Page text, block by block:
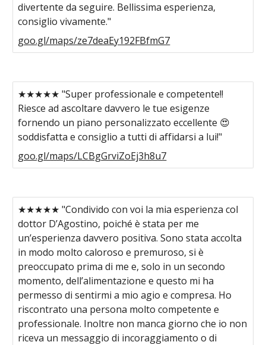
divertente da seguire. Bellissima esperienza,
consiglio vivamente."
goo.gl/maps/ze7deaEy192FBfmG7
★★★★★ "Super professionale e competente!!
Riesce ad ascoltare davvero le tue esigenze
fornendo un piano personalizzato eccellente 😍
soddisfatta e consiglio a tutti di affidarsi a lui!"
goo.gl/maps/LCBgGrviZoEj3h8u7
★★★★★ "Condivido con voi la mia esperienza col
dottor D’Agostino, poiché è stata per me
un’esperienza davvero positiva. Sono stata accolta
in modo molto caloroso e premuroso, si è
preoccupato prima di me e, solo in un secondo
momento, dell’alimentazione e questo mi ha
permesso di sentirmi a mio agio e compresa. Ho
riscontrato una persona molto competente e
professionale. Inoltre non manca giorno che io non
riceva un messaggio di incoraggiamento o di